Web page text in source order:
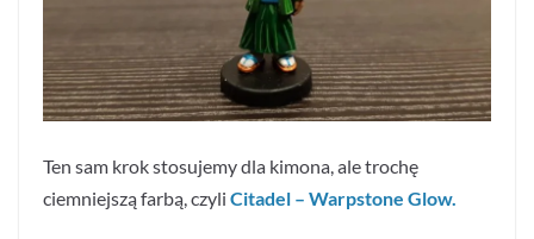
Ten sam krok stosujemy dla kimona, ale trochę
ciemniejszą farbą, czyli Citadel – Warpstone Glow.